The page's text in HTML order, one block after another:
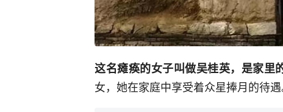
这名瘫痪的女子叫做吴桂英，是家里
女，她在家庭中享受着众星捧月的待遇